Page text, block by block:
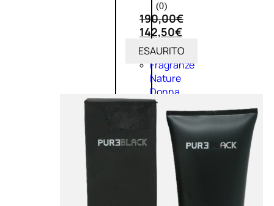
Fragranze
Nature
Donna
L’OCCITANE
VERBENA
Valutato
(0)
190,00€
142,50€
ESAURITO